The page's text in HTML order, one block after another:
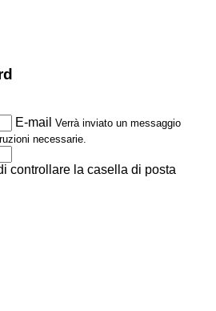
E-mail Verrà inviato un messaggio
necessarie.
controllare la casella di posta